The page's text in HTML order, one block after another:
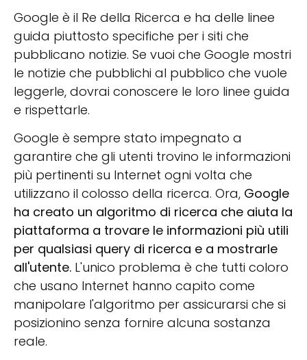
Google è il Re della Ricerca e ha delle linee
guida piuttosto specifiche per i siti che
pubblicano notizie. Se vuoi che Google mostri
le notizie che pubblichi al pubblico che vuole
leggerle, dovrai conoscere le loro linee guida
e rispettarle.
Google è sempre stato impegnato a
garantire che gli utenti trovino le informazioni
più pertinenti su Internet ogni volta che
utilizzano il colosso della ricerca. Ora, Google
ha creato un algoritmo di ricerca che aiuta la
piattaforma a trovare le informazioni più utili
per qualsiasi query di ricerca e a mostrarle
all'utente. L'unico problema è che tutti coloro
che usano Internet hanno capito come
manipolare l'algoritmo per assicurarsi che si
posizionino senza fornire alcuna sostanza
reale.